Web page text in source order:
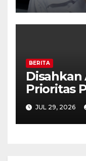
BERITA
Disahkan
Prioritas
Madiun
APBD
JUL 29, 2026